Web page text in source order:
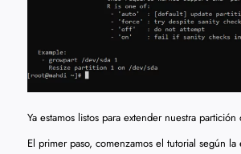
Ya estamos listos para extender nuestra
El primer paso, comenzamos el tutorial según la